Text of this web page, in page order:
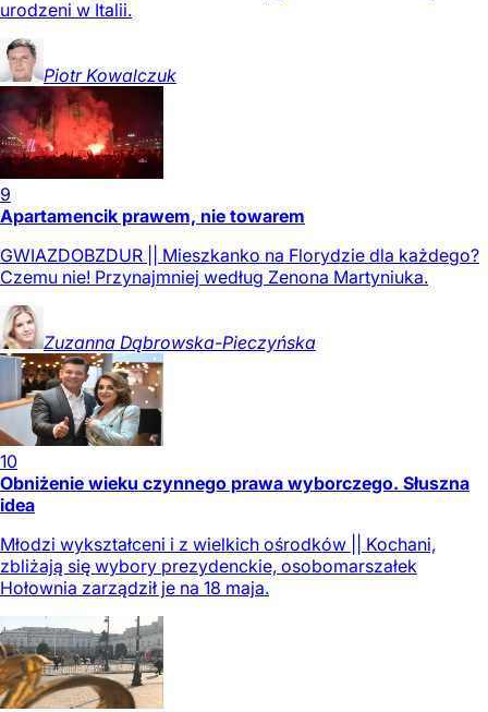
urodzeni w Italii.
Piotr Kowalczuk
9
Apartamencik prawem, nie towarem
GWIAZDOBZDUR || Mieszkanko na Florydzie dla każdego?
Czemu nie! Przynajmniej według Zenona Martyniuka.
Zuzanna Dąbrowska-Pieczyńska
10
Obniżenie wieku czynnego prawa wyborczego. Słuszna
idea
Młodzi wykształceni i z wielkich ośrodków || Kochani,
zbliżają się wybory prezydenckie, osobomarszałek
Hołownia zarządził je na 18 maja.